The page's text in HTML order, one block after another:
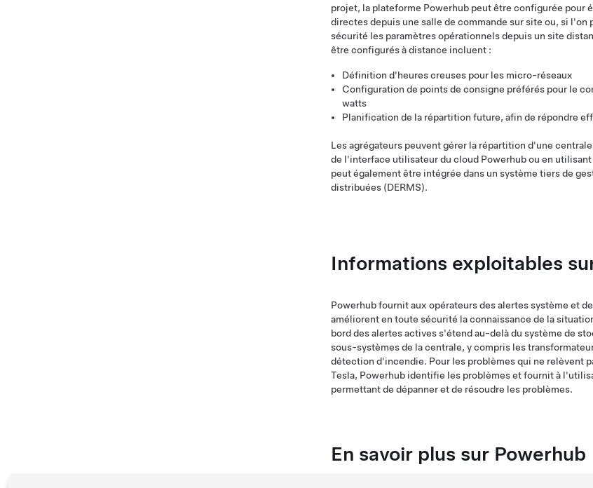
projet, la plateforme Powerhub peut être configurée pour
directes depuis une salle de commande sur site ou, si l'on
sécurité les paramètres opérationnels depuis un site
être configurés à distance incluent :
Définition d'heures creuses pour les micro-réseaux
Configuration de points de consigne préférés pour le
watts
Planification de la répartition future, afin de répondre
Les agrégateurs peuvent gérer la répartition d'une
de l'interface utilisateur du cloud Powerhub ou en
peut également être intégrée dans un système tiers de
distribuées (DERMS).
Informations exploitables
Powerhub fournit aux opérateurs des alertes système et
améliorent en toute sécurité la connaissance de la
bord des alertes actives s'étend au-delà du système de
sous-systèmes de la centrale, y compris les
détection d'incendie. Pour les problèmes qui ne relèvent
Tesla, Powerhub identifie les problèmes et fournit à
permettant de dépanner et de résoudre les problèmes.
En savoir plus sur Powerhub